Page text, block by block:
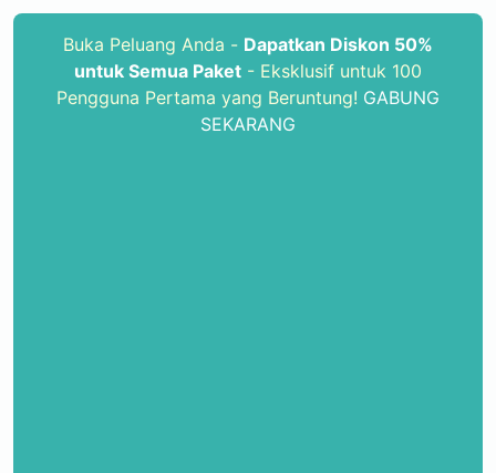
Buka Peluang Anda - Dapatkan Diskon 50%
untuk Semua Paket - Eksklusif untuk 100
Pengguna Pertama yang Beruntung! GABUNG
SEKARANG